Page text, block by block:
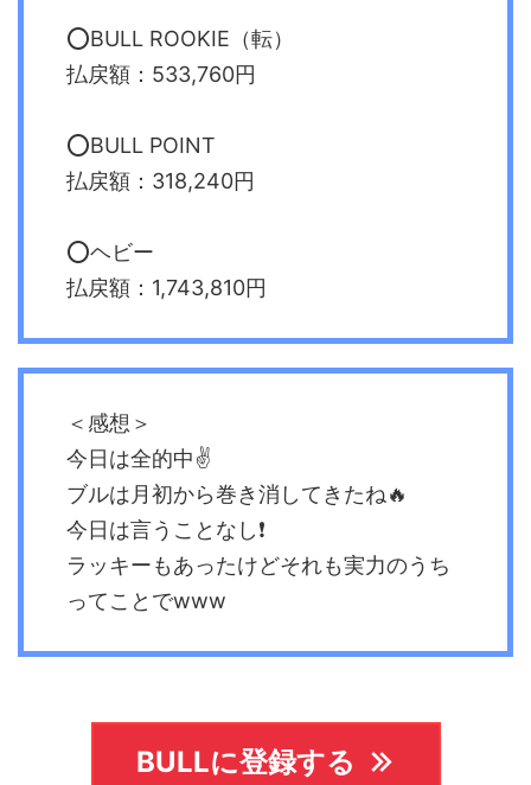
⭕️BULL ROOKIE（転）
払戻額：533,760円
⭕️BULL POINT
払戻額：318,240円
⭕️ヘビー
払戻額：1,743,810円
＜感想＞
今日は全的中✌️
ブルは月初から巻き消してきたね🔥
今日は言うことなし❗️
ラッキーもあったけどそれも実力のうち
ってことでwww
BULLに登録する